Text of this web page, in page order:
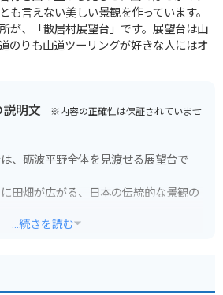
も言えない美しい景観を作っています。
が、「散居村展望台」です。展望台は山
のりも山道ツーリングが好きな人にはオ
明文 ※内容の正確性は保証されていませ
、砺波平野全体を見渡せる展望台で
田畑が広がる、日本の伝統的な景観の
や、秋の稲刈りの時期は、緑や黄金色
のコントラストが素晴らしく、多くの
...続きを読む